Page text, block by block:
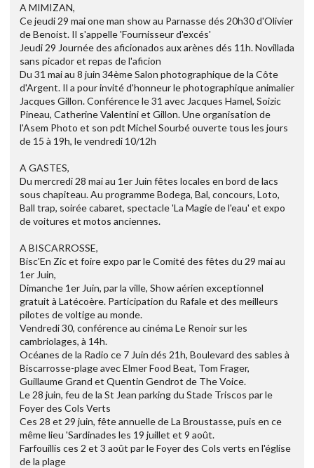
A MIMIZAN,
Ce jeudi 29 mai one man show au Parnasse dés 20h30 d'Olivier
de Benoist. Il s'appelle 'Fournisseur d'excés'
Jeudi 29 Journée des aficionados aux arènes dés 11h. Novillada
sans picador et repas de l'aficion
Du 31 mai au 8 juin 34ème Salon photographique de la Côte
d'Argent. Il a pour invité d'honneur le photographique animalier
Jacques Gillon. Conférence le 31 avec Jacques Hamel, Soizic
Pineau, Catherine Valentini et Gillon. Une organisation de
l'Asem Photo et son pdt Michel Sourbé ouverte tous les jours
de 15 à 19h, le vendredi 10/12h
A GASTES,
Du mercredi 28 mai au 1er Juin fêtes locales en bord de lacs
sous chapiteau. Au programme Bodega, Bal, concours, Loto,
Ball trap, soirée cabaret, spectacle 'La Magie de l'eau' et expo
de voitures et motos anciennes.
A BISCARROSSE,
Bisc'En Zic et foire expo par le Comité des fêtes du 29 mai au
1er Juin,
Dimanche 1er Juin, par la ville, Show aérien exceptionnel
gratuit à Latécoère. Participation du Rafale et des meilleurs
pilotes de voltige au monde.
Vendredi 30, conférence au cinéma Le Renoir sur les
cambriolages, à 14h.
Océanes de la Radio ce 7 Juin dés 21h, Boulevard des sables à
Biscarrosse-plage avec Elmer Food Beat, Tom Frager,
Guillaume Grand et Quentin Gendrot de The Voice.
Le 28 juin, feu de la St Jean parking du Stade Triscos par le
Foyer des Cols Verts
Ces 28 et 29 juin, fête annuelle de La Broustasse, puis en ce
même lieu 'Sardinades les 19 juillet et 9 août.
Farfouillis ces 2 et 3 août par le Foyer des Cols verts en l'église
de la plage